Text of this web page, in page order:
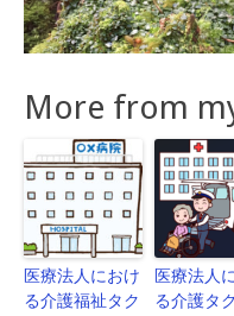
More from
医療法人におけ
る介護福祉タク
医療法人
る介護タ